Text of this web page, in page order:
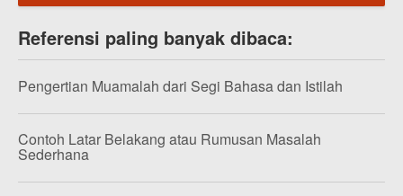
Referensi paling banyak dibaca:
Pengertian Muamalah dari Segi Bahasa dan Istilah
Contoh Latar Belakang atau Rumusan Masalah
Sederhana